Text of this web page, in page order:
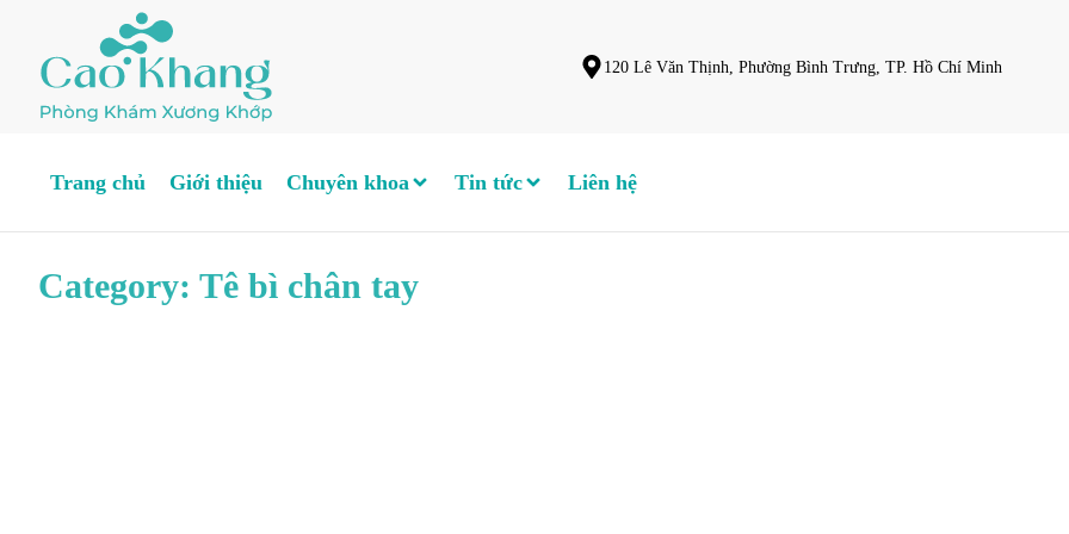
120 Lê Văn Thịnh, Phường Bình Trưng, TP. Hồ Chí Minh
Trang chủ Giới thiệu Chuyên khoa Tin tức Liên hệ
Category: Tê bì chân tay